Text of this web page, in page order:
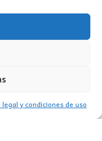
legal y condiciones de uso